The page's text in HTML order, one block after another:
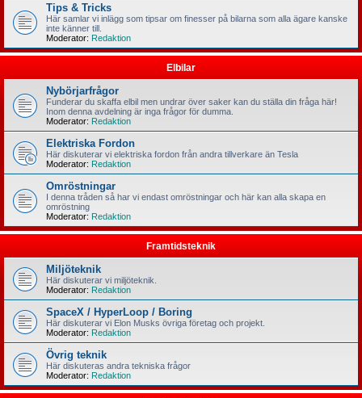
Tips & Tricks
Här samlar vi inlägg som tipsar om finesser på bilarna som alla ägare kanske
inte känner till.
Moderator: Redaktion
Elbilar
Nybörjarfrågor
Funderar du skaffa elbil men undrar över saker kan du ställa din fråga här!
Inom denna avdelning är inga frågor för dumma.
Moderator: Redaktion
Elektriska Fordon
Här diskuterar vi elektriska fordon från andra tillverkare än Tesla
Moderator: Redaktion
Omröstningar
I denna tråden så har vi endast omröstningar och här kan alla skapa en
omröstning
Moderator: Redaktion
Framtidsteknik
Miljöteknik
Här diskuterar vi miljöteknik.
Moderator: Redaktion
SpaceX / HyperLoop / Boring
Här diskuterar vi Elon Musks övriga företag och projekt.
Moderator: Redaktion
Övrig teknik
Här diskuteras andra tekniska frågor
Moderator: Redaktion